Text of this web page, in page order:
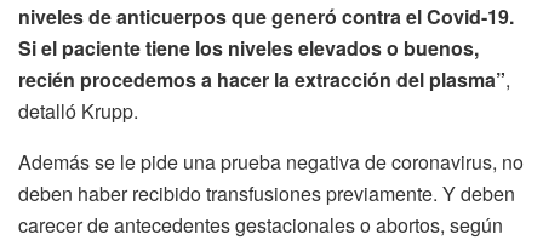
niveles de anticuerpos que generó contra el Covid-19.
Si el paciente tiene los niveles elevados o buenos,
recién procedemos a hacer la extracción del plasma”,
detalló Krupp.
Además se le pide una prueba negativa de coronavirus, no
deben haber recibido transfusiones previamente. Y deben
carecer de antecedentes gestacionales o abortos, según